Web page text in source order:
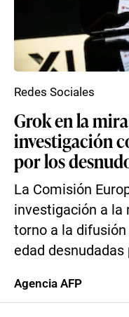
Grok en la
investigación
por los
La Comisión
investigación a la
torno a la
edad desnudadas
Redes Sociales
Agencia AFP